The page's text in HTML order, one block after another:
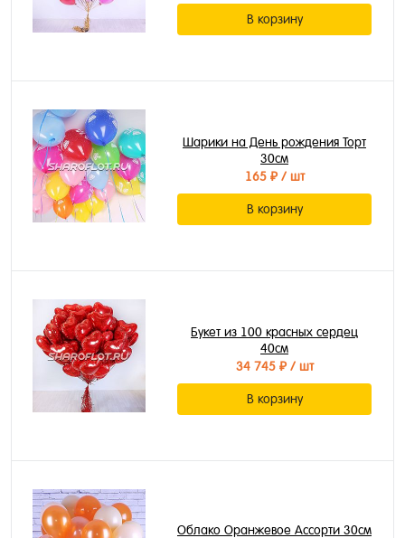
В корзину
Шарики на День рождения Торт
30см
165 ₽/ шт
В корзину
Букет из 100 красных сердец
40см
34 745 ₽/ шт
В корзину
Облако Оранжевое Ассорти 30см